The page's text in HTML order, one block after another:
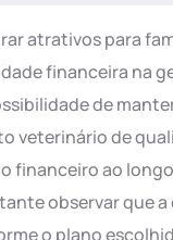
atrativos para
financeira na
de
veterinário de
financeiro ao
observar que
o plano